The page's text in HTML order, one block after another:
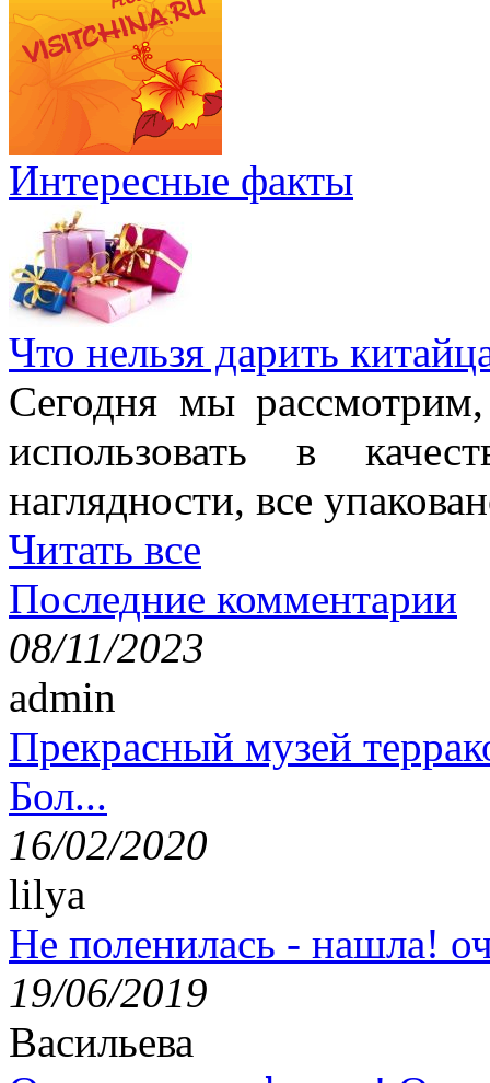
Интересные факты
Что нельзя дарить
Сегодня мы
использовать в
наглядности, все
Читать все
Последние комментарии
08/11/2023
admin
Прекрасный музей
Бол...
16/02/2020
lilya
Не поленилась - нашла!
19/06/2019
Васильева